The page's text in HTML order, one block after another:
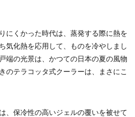
にくかった時代は、蒸発する際に熱を
化熱を応用して、ものを冷やしまし
端の光景は、かつての日本の夏の風物
のテラコッタ式クーラーは、まさにこ
、保冷性の高いジェルの覆いを被せて